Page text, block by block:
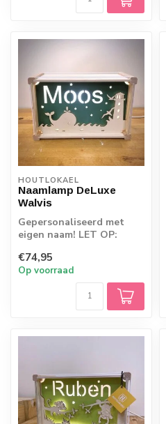
HOUTLOKAEL
Naamlamp DeLuxe
Walvis
Gepersonaliseerd met
eigen naam! LET OP:
rechtstreeks vanaf d...
€74,95
Op voorraad